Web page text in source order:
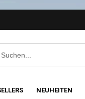
NEUHEITEN